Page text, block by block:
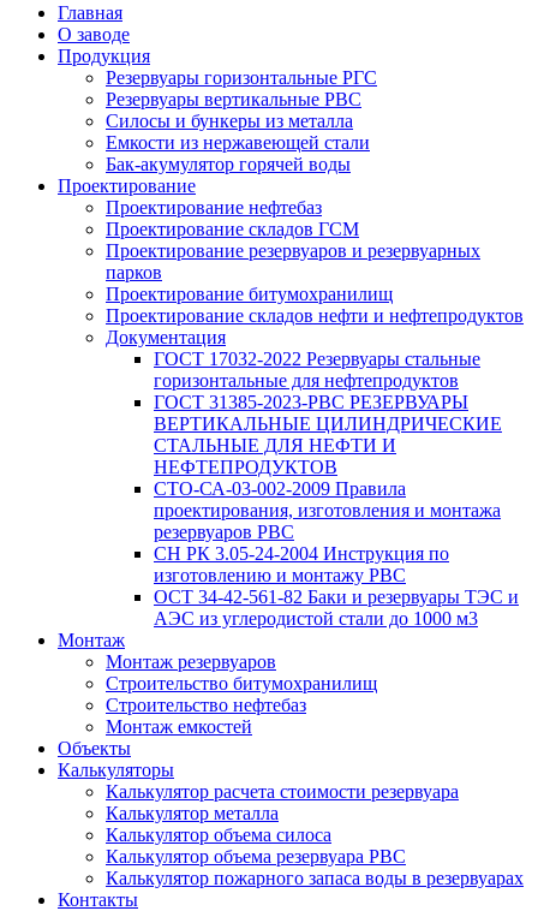
Главная
О заводе
Продукция
Резервуары горизонтальные РГС
Резервуары вертикальные РВС
Силосы и бункеры из металла
Емкости из нержавеющей стали
Бак-акумулятор горячей воды
Проектирование
Проектирование нефтебаз
Проектирование складов ГСМ
Проектирование резервуаров и резервуарных
парков
Проектирование битумохранилищ
Проектирование складов нефти и нефтепродуктов
Документация
ГОСТ 17032-2022 Резервуары стальные
горизонтальные для нефтепродуктов
ГОСТ 31385-2023-РВС РЕЗЕРВУАРЫ
ВЕРТИКАЛЬНЫЕ ЦИЛИНДРИЧЕСКИЕ
СТАЛЬНЫЕ ДЛЯ НЕФТИ И
НЕФТЕПРОДУКТОВ
СТО-СА-03-002-2009 Правила
проектирования, изготовления и монтажа
резервуаров РВС
СН РК 3.05-24-2004 Инструкция по
изготовлению и монтажу РВС
ОСТ 34-42-561-82 Баки и резервуары ТЭС и
АЭС из углеродистой стали до 1000 м3
Монтаж
Монтаж резервуаров
Строительство битумохранилищ
Строительство нефтебаз
Монтаж емкостей
Объекты
Калькуляторы
Калькулятор расчета стоимости резервуара
Калькулятор металла
Калькулятор объема силоса
Калькулятор объема резервуара РВС
Калькулятор пожарного запаса воды в резервуарах
Контакты